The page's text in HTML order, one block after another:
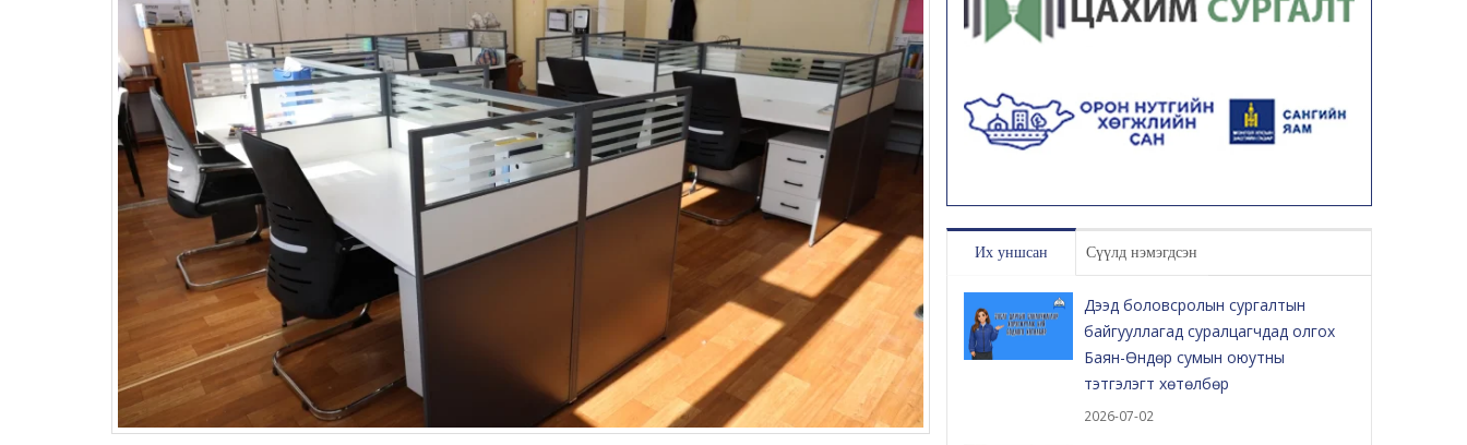
Их уншсан Сүүлд нэмэгдсэн
Дээд боловсролын сургалтын
байгууллагад суралцагчдад олгох
Баян-Өндөр сумын оюутны
тэтгэлэгт хөтөлбөр
2026-07-02